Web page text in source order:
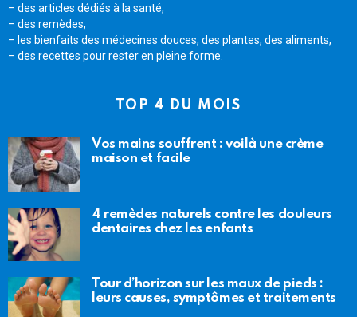
– des articles dédiés à la santé,
– des remèdes,
– les bienfaits des médecines douces, des plantes, des aliments,
– des recettes pour rester en pleine forme.
TOP 4 DU MOIS
Vos mains souffrent : voilà une crème
maison et facile
4 remèdes naturels contre les douleurs
dentaires chez les enfants
Tour d’horizon sur les maux de pieds :
leurs causes, symptômes et traitements